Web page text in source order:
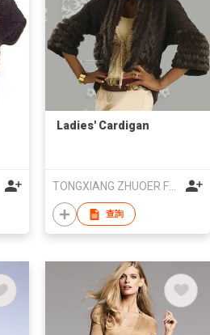
Ladies' Cardigan
TONGXIANG ZHUOER FUR & LEATHER PRODUCTS CO., LTD
查詢